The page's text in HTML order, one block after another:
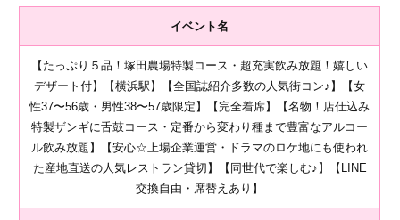
イベント名
【たっぷり５品！塚田農場特製コース・超充実飲み放題！嬉しい
デザート付】【横浜駅】【全国誌紹介多数の人気街コン♪】【女
性37〜56歳・男性38〜57歳限定】【完全着席】【名物！店仕込み
特製ザンギに舌鼓コース・定番から変わり種まで豊富なアルコー
ル飲み放題】【安心☆上場企業運営・ドラマのロケ地にも使われ
た産地直送の人気レストラン貸切】【同世代で楽しむ♪】【LINE
交換自由・席替えあり】